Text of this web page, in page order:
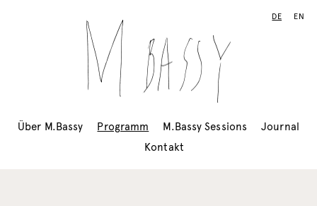
Über M.Bassy Programm M.Bassy Sessions
Journal
Kontakt
DE EN